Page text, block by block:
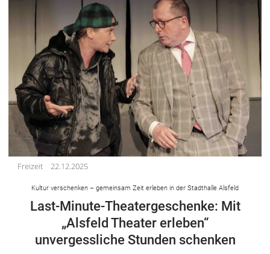
Freizeit 22.12.2025
Kultur verschenken – gemeinsam Zeit erleben in der Stadthalle Alsfeld
Last-Minute-Theatergeschenke: Mit
„Alsfeld Theater erleben“
unvergessliche Stunden schenken